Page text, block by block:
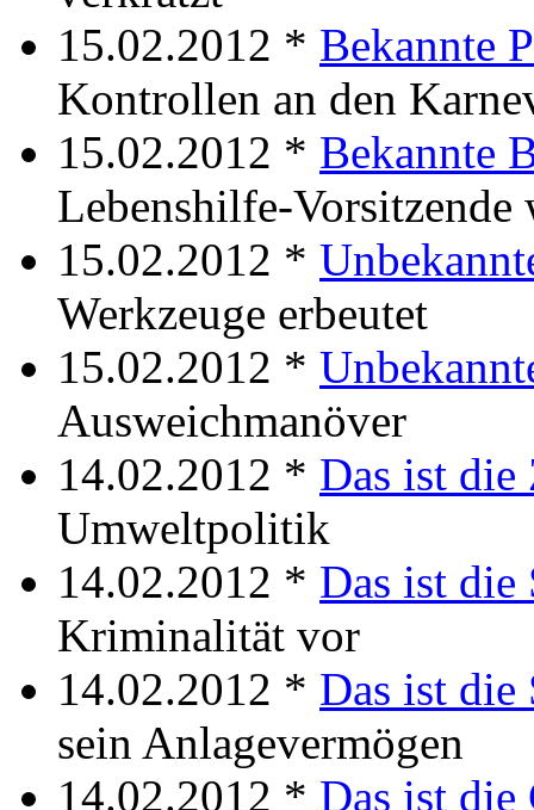
15.02.2012 * Bekannte
Kontrollen an den
15.02.2012 * Bekannte
Lebenshilfe-Vorsitzende
15.02.2012 *
Werkzeuge erbeutet
15.02.2012 *
Ausweichmanöver
14.02.2012 * Das ist
Umweltpolitik
14.02.2012 * Das ist die
Kriminalität vor
14.02.2012 * Das ist die
sein Anlagevermögen
14.02.2012 * Das ist die